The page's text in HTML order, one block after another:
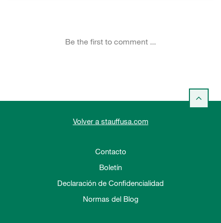
Volver a stauffusa.com
Contacto
Boletín
Declaración de Confidencialidad
Normas del Blog